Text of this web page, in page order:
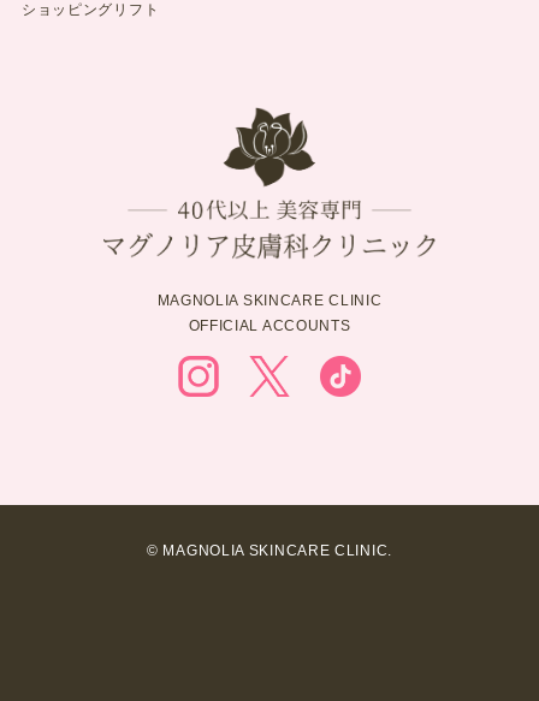
ショッピングリフト
MAGNOLIA SKINCARE CLINIC
OFFICIAL ACCOUNTS
© MAGNOLIA SKINCARE CLINIC.